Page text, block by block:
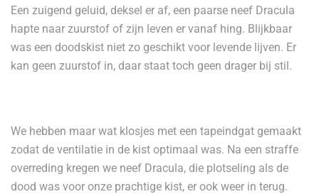
Een zuigend geluid, deksel er af, een paarse neef Dracula
hapte naar zuurstof of zijn leven er vanaf hing. Blijkbaar
was een doodskist niet zo geschikt voor levende lijven. Er
kan geen zuurstof in, daar staat toch geen drager bij stil.
We hebben maar wat klosjes met een tapeindgat gemaakt
zodat de ventilatie in de kist optimaal was. Na een straffe
overreding kregen we neef Dracula, die plotseling als de
dood was voor onze prachtige kist, er ook weer in terug.